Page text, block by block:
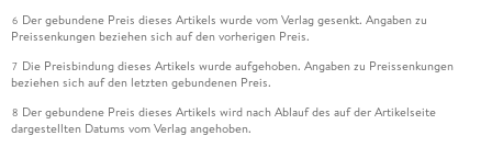
6 Der gebundene Preis dieses Artikels wurde vom Verlag gesenkt. Angaben zu
Preissenkungen beziehen sich auf den vorherigen Preis.
7 Die Preisbindung dieses Artikels wurde aufgehoben. Angaben zu Preissenkungen
beziehen sich auf den letzten gebundenen Preis.
8 Der gebundene Preis dieses Artikels wird nach Ablauf des auf der Artikelseite
dargestellten Datums vom Verlag angehoben.